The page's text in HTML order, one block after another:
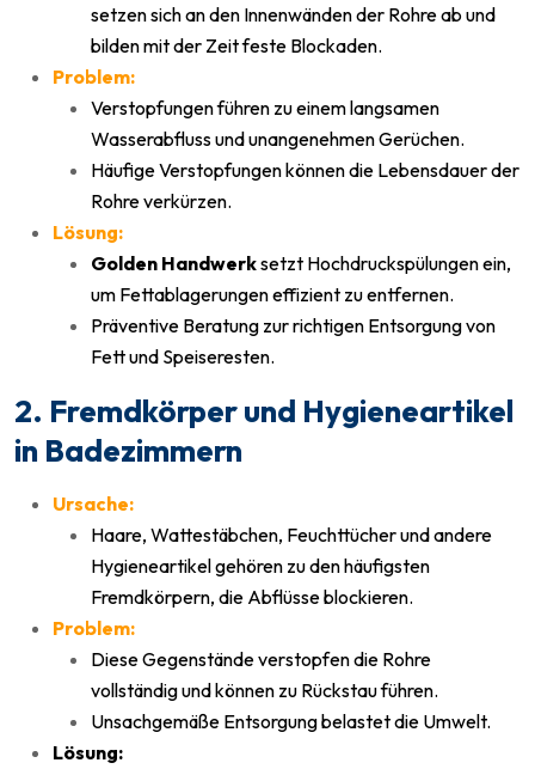
setzen sich an den Innenwänden der Rohre ab und
bilden mit der Zeit feste Blockaden.
Problem:
Verstopfungen führen zu einem langsamen
Wasserabfluss und unangenehmen Gerüchen.
Häufige Verstopfungen können die Lebensdauer der
Rohre verkürzen.
Lösung:
Golden Handwerksetzt Hochdruckspülungen ein,
um Fettablagerungen effizient zu entfernen.
Präventive Beratung zur richtigen Entsorgung von
Fett und Speiseresten.
2. Fremdkörper und Hygieneartikel
in Badezimmern
Ursache:
Haare, Wattestäbchen, Feuchttücher und andere
Hygieneartikel gehören zu den häufigsten
Fremdkörpern, die Abflüsse blockieren.
Problem:
Diese Gegenstände verstopfen die Rohre
vollständig und können zu Rückstau führen.
Unsachgemäße Entsorgung belastet die Umwelt.
Lösung: